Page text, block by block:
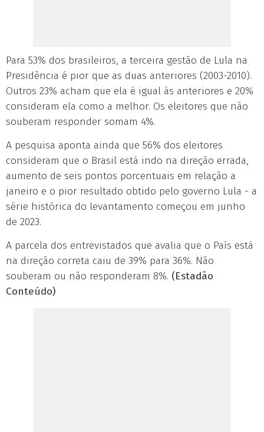
Para 53% dos brasileiros, a terceira gestão de Lula na
Presidência é pior que as duas anteriores (2003-2010).
Outros 23% acham que ela é igual às anteriores e 20%
consideram ela como a melhor. Os eleitores que não
souberam responder somam 4%.
A pesquisa aponta ainda que 56% dos eleitores
consideram que o Brasil está indo na direção errada,
aumento de seis pontos porcentuais em relação a
janeiro e o pior resultado obtido pelo governo Lula - a
série histórica do levantamento começou em junho
de 2023.
A parcela dos entrevistados que avalia que o País está
na direção correta caiu de 39% para 36%. Não
souberam ou não responderam 8%. (Estadão
Conteúdo)